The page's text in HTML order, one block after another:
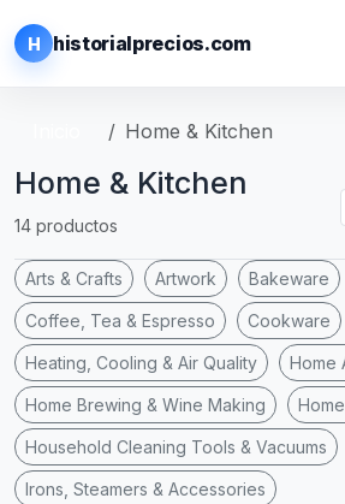
H historialprecios.com
Home & Kitchen
Home & Kitchen
14 productos
Arts & Crafts Artwork Bakeware
Coffee, Tea & Espresso Cookware
Heating, Cooling & Air Quality Home
Home Brewing & Wine Making
Household Cleaning Tools & Vacuums
Irons, Steamers & Accessories